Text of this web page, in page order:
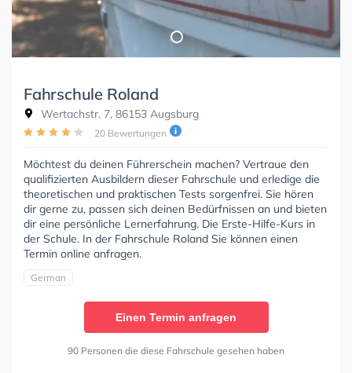
Fahrschule Roland
Wertachstr. 7, 86153 Augsburg
20 Bewertungen
Möchtest du deinen Führerschein machen? Vertraue den
qualifizierten Ausbildern dieser Fahrschule und erledige die
theoretischen und praktischen Tests sorgenfrei. Sie hören
dir gerne zu, passen sich deinen Bedürfnissen an und bieten
dir eine persönliche Lernerfahrung. Die Erste-Hilfe-Kurs in
der Schule. In der Fahrschule Roland Sie können einen
Termin online anfragen.
German
Einen Termin anfragen
90 Personen die diese Fahrschule gesehen haben